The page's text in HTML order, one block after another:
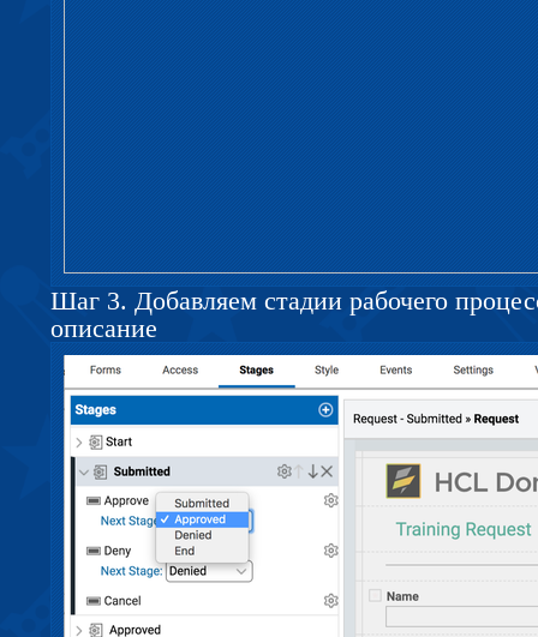
Шаг 3. Добавляем стадии рабочего
описание